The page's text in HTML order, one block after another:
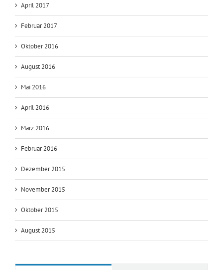
April 2017
Februar 2017
Oktober 2016
August 2016
Mai 2016
April 2016
März 2016
Februar 2016
Dezember 2015
November 2015
Oktober 2015
August 2015